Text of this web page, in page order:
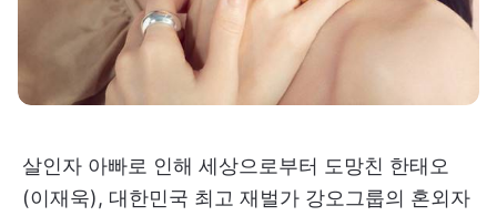
살인자 아빠로 인해 세상으로부터 도망친 한태오
(이재욱), 대한민국 최고 재벌가 강오그룹의 혼외자